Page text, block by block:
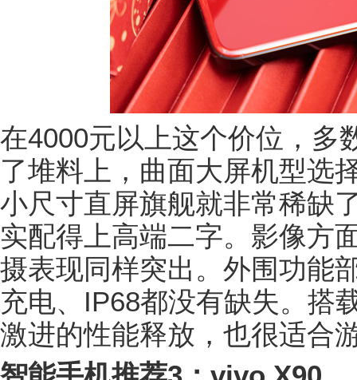
在4000元以上这个价位，多
了堆料上，曲面大屏机型选
小尺寸直屏旗舰就非常稀缺
实配得上高端二字。影像方
摄表现同样突出。外围功能
充电、IP68都没有缺失。搭
激进的性能释放，也很适合